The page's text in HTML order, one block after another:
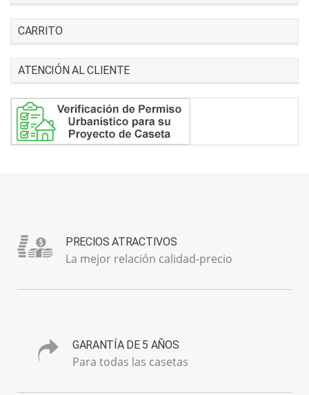
CARRITO
ATENCIÓN AL CLIENTE
PRECIOS ATRACTIVOS
La mejor relación calidad-precio
GARANTÍA DE 5 AÑOS
Para todas las casetas